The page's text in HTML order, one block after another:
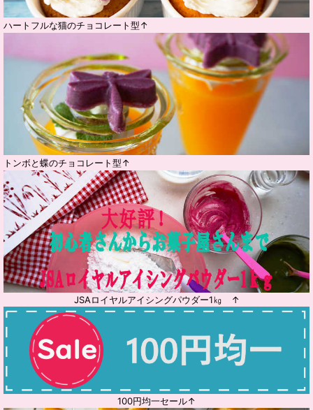
ハートフルな猫のチョコレート型↑
トンボと蝶のチョコレート型↑
JSAロイヤルアイシングパウダー1㎏ ↑
100円均一セール↑